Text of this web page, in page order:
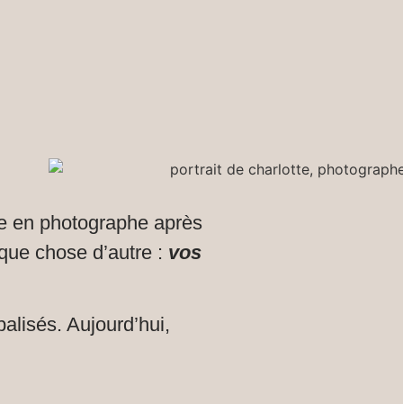
en photographe après
chose d’autre : vos
Aujourd’hui,